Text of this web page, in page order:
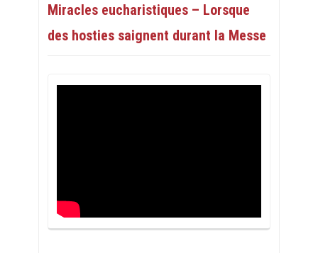
Miracles eucharistiques – Lorsque
des hosties saignent durant la Messe